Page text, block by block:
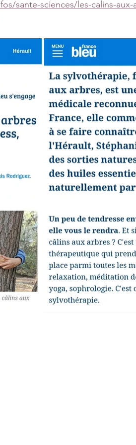
sante-sciences/les-calins-